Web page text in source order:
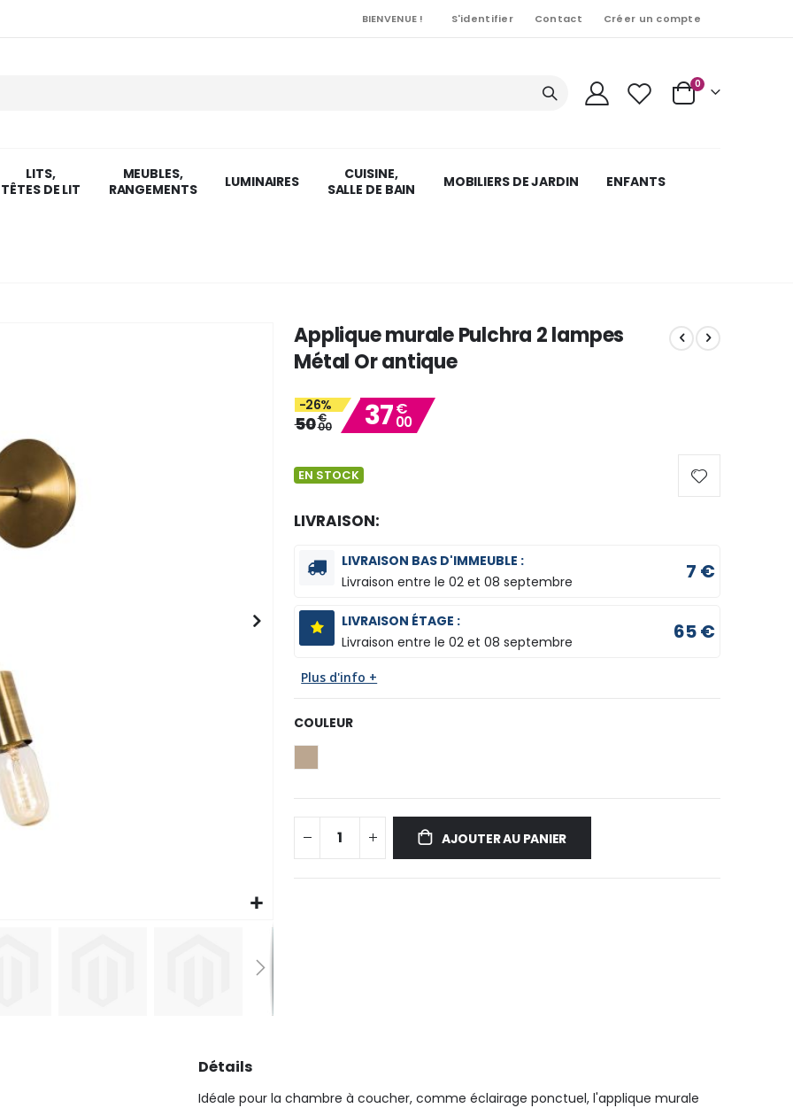
BIENVENUE ! S'identifier Contact Créer un compte
Cart
0Articles
LITS,
TÊTES DE LIT
MEUBLES,
RANGEMENTS
LUMINAIRES
CUISINE,
SALLE DE BAIN
MOBILIERS DE JARDIN ENFANTS
Applique murale Pulchra 2 lampes
Métal Or antique
-26%
50€
00 37€
00
EN STOCK
LIVRAISON:
LIVRAISON BAS D'IMMEUBLE :
Livraison entre le02 et 08 septembre 7 €
LIVRAISON ÉTAGE :
Livraison entre le02 et 08 septembre 65 €
Plus d'info +
COULEUR
AJOUTER AU PANIER
Détails
Idéale pour la chambre à coucher, comme éclairage ponctuel, l'applique murale